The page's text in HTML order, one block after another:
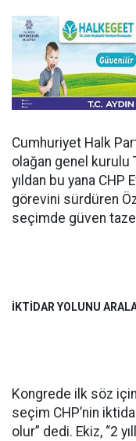
Cumhuriyet Halk
olağan genel kurulu
yıldan bu yana CHP
görevini sürdüren
seçimde güven
İKTİDAR YOLUNU
Kongrede ilk söz
seçim CHP’nin
olur” dedi. Ekiz, “2